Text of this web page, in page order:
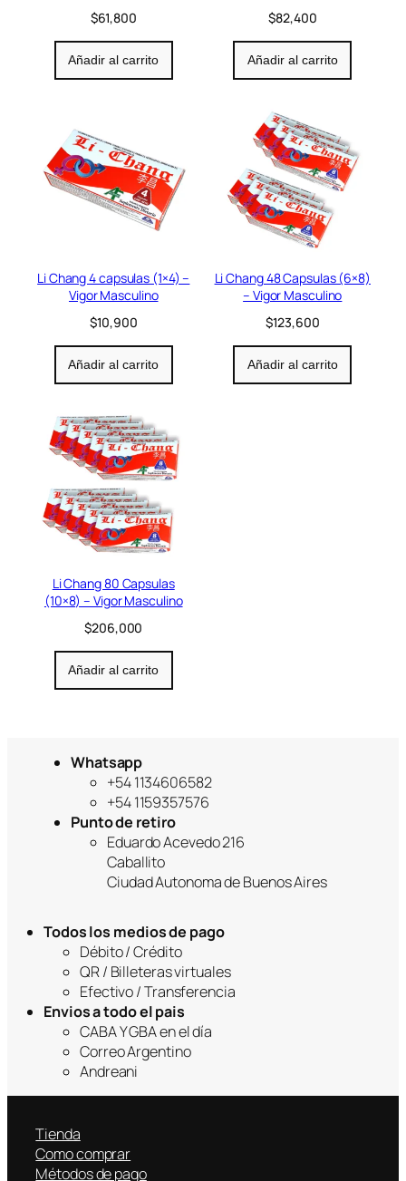
$61,800
Añadir al carrito
$82,400
Añadir al carrito
Li Chang 4 capsulas (1×4) –
Vigor Masculino
$10,900
Añadir al carrito
Li Chang 48 Capsulas (6×8)
– Vigor Masculino
$123,600
Añadir al carrito
Li Chang 80 Capsulas
(10×8) – Vigor Masculino
$206,000
Añadir al carrito
Whatsapp
+54 1134606582
+54 1159357576
Punto de retiro
Eduardo Acevedo 216
Caballito
Ciudad Autonoma de Buenos Aires
Todos los medios de pago
Débito / Crédito
QR / Billeteras virtuales
Efectivo / Transferencia
Envios a todo el pais
CABA Y GBA en el día
Correo Argentino
Andreani
Tienda
Como comprar
Métodos de pago